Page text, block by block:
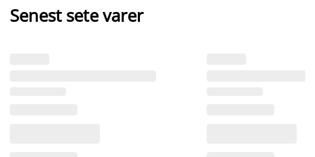
Senest sete varer